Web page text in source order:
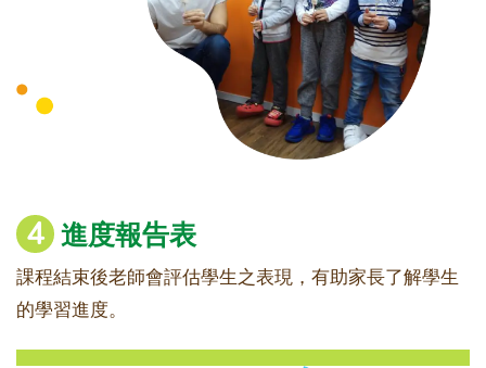
4 進度報告表
課程結束後老師會評估學生之表現，有助家長了解學生
的學習進度。